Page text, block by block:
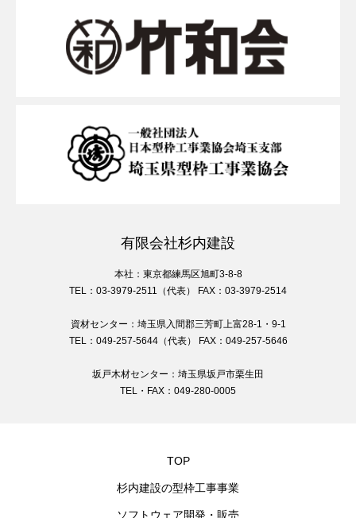
有限会社杉内建設
本社：東京都練馬区旭町3-8-8
TEL：03-3979-2511（代表） FAX：03-3979-2514
資材センター：埼玉県入間郡三芳町上富28-1・9-1
TEL：049-257-5644（代表） FAX：049-257-5646
坂戸木材センター：埼玉県坂戸市栗生田
TEL・FAX：049-280-0005
TOP
杉内建設の型枠工事事業
ソフトウェア開発・販売